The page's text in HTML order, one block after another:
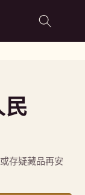
存疑藏品再安